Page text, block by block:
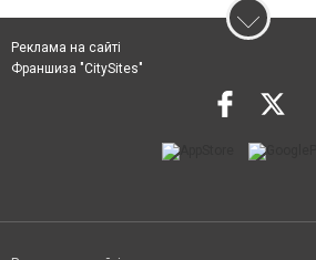
Реклама на сайті
Франшиза "CitySites"